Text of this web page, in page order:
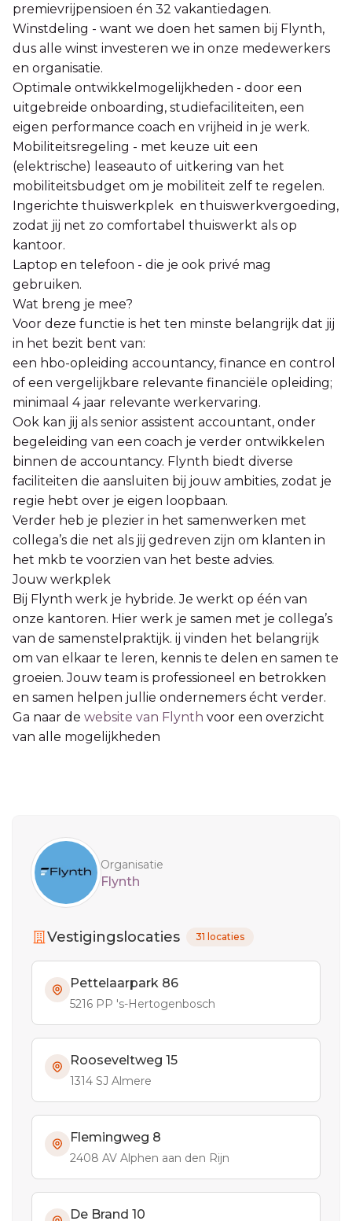
premievrijpensioen én 32 vakantiedagen.
Winstdeling - want we doen het samen bij Flynth,
dus alle winst investeren we in onze medewerkers
en organisatie.
Optimale ontwikkelmogelijkheden - door een
uitgebreide onboarding, studiefaciliteiten, een
eigen performance coach en vrijheid in je werk.
Mobiliteitsregeling - met keuze uit een
(elektrische) leaseauto of uitkering van het
mobiliteitsbudget om je mobiliteit zelf te regelen.
Ingerichte thuiswerkplek en thuiswerkvergoeding,
zodat jij net zo comfortabel thuiswerkt als op
kantoor.
Laptop en telefoon - die je ook privé mag
gebruiken.
Wat breng je mee?
Voor deze functie is het ten minste belangrijk dat jij
in het bezit bent van:
een hbo-opleiding accountancy, finance en control
of een vergelijkbare relevante financiële opleiding;
minimaal 4 jaar relevante werkervaring.
Ook kan jij als senior assistent accountant, onder
begeleiding van een coach je verder ontwikkelen
binnen de accountancy. Flynth biedt diverse
faciliteiten die aansluiten bij jouw ambities, zodat je
regie hebt over je eigen loopbaan.
Verder heb je plezier in het samenwerken met
collega’s die net als jij gedreven zijn om klanten in
het mkb te voorzien van het beste advies.
Jouw werkplek
Bij Flynth werk je hybride. Je werkt op één van
onze kantoren. Hier werk je samen met je collega’s
van de samenstelpraktijk. ij vinden het belangrijk
om van elkaar te leren, kennis te delen en samen te
groeien. Jouw team is professioneel en betrokken
en samen helpen jullie ondernemers écht verder.
Ga naar de website van Flynth voor een overzicht
van alle mogelijkheden
Organisatie
Flynth
Vestigingslocaties 31 locaties
Pettelaarpark 86
5216 PP 's-Hertogenbosch
Rooseveltweg 15
1314 SJ Almere
Flemingweg 8
2408 AV Alphen aan den Rijn
De Brand 10